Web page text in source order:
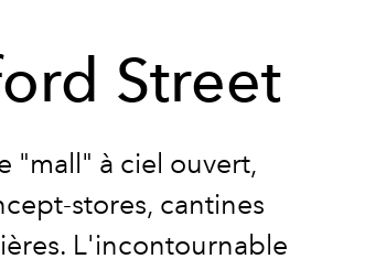
Street
"mall" à ciel ouvert,
stores, cantines
L'incontournable